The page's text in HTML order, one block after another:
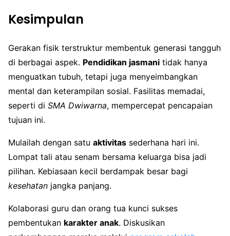
Kesimpulan
Gerakan fisik terstruktur membentuk generasi tangguh
di berbagai aspek. Pendidikan jasmani tidak hanya
menguatkan tubuh, tetapi juga menyeimbangkan
mental dan keterampilan sosial. Fasilitas memadai,
seperti di SMA Dwiwarna, mempercepat pencapaian
tujuan ini.
Mulailah dengan satu aktivitas sederhana hari ini.
Lompat tali atau senam bersama keluarga bisa jadi
pilihan. Kebiasaan kecil berdampak besar bagi
kesehatan jangka panjang.
Kolaborasi guru dan orang tua kunci sukses
pembentukan karakter anak. Diskusikan